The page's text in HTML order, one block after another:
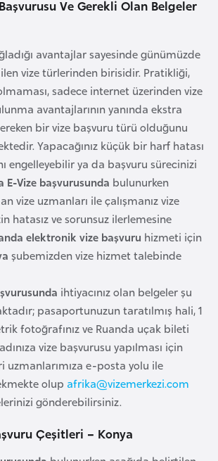
Ve Gerekli Olan Belgeler
avantajlar sayesinde günümüzde
vize türlerinden birisidir. Pratikliği,
sadece internet üzerinden vize
avantajlarının yanında ekstra
bir vize başvuru türü olduğunu
Yapacağınız küçük bir harf hatası
engelleyebilir ya da başvuru sürecinizi
E-Vize başvurusunda bulunurken
vize uzmanları ile çalışmanız vize
hatasız ve sorunsuz ilerlemesine
elektronik vize başvuru hizmeti için
şubemizden vize hizmet talebinde
ihtiyacınız olan belgeler şu
pasaportunuzun taratılmış hali, 1
fotoğrafınız ve Ruanda uçak bileti
vize başvurusu yapılması için
uzmanlarımıza e-posta yolu ile
olup afrika@vizemerkezi.com
gönderebilirsiniz.
Çeşitleri – Konya